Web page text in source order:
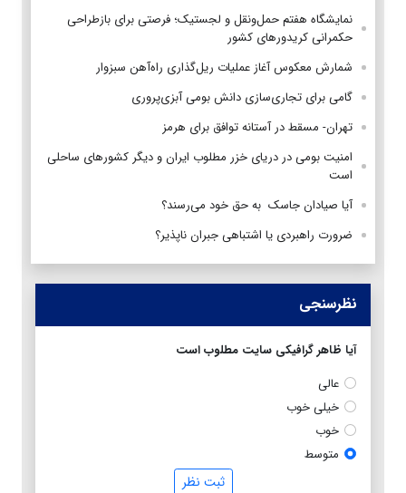
نمایشگاه هفتم حمل‌ونقل و لجستیک؛ فرصتی برای بازطراحی
حکمرانی کریدورهای کشور
شمارش معکوس آغاز عملیات ریل‌گذاری راه‌آهن سبزوار
گامی برای تجاری‌سازی دانش بومی آبزی‌پروری
تهران- مسقط در آستانه توافق برای هرمز
امنیت بومی در دریای خزر مطلوب ایران و دیگر کشورهای ساحلی
است
آیا صیادان جاسک به حق خود می‌رسند؟
ضرورت راهبردی یا اشتباهی جبران ناپذیر؟
نظرسنجی
آیا ظاهر گرافیکی سایت مطلوب است
عالی
خیلی خوب
خوب
متوسط
ثبت نظر